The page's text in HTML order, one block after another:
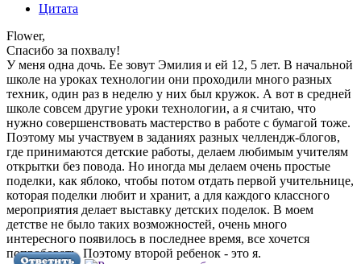
Цитата
Flower,
Спасибо за похвалу!
У меня одна дочь. Ее зовут Эмилия и ей 12, 5 лет. В начальной
школе на уроках технологии они проходили много разных
техник, один раз в неделю у них был кружок. А вот в средней
школе совсем другие уроки технологии, а я считаю, что
нужно совершенствовать мастерство в работе с бумагой тоже.
Поэтому мы участвуем в заданиях разных челлендж-блогов,
где принимаются детские работы, делаем любимым учителям
открытки без повода. Но иногда мы делаем очень простые
поделки, как яблоко, чтобы потом отдать первой учительнице,
которая поделки любит и хранит, а для каждого классного
мероприятия делает выставку детских поделок. В моем
детстве не было таких возможностей, очень много
интересного появилось в последнее время, все хочется
попробовать. Поэтому второй ребенок - это я.